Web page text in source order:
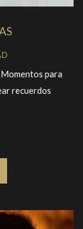
para
recuerdos